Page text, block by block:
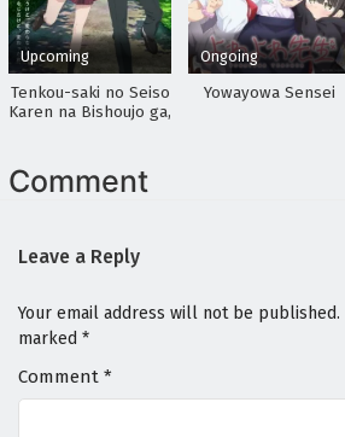
Upcoming
Tenkou-saki no Seiso
Karen na Bishoujo ga,
Asonda Osananajimi
Datta Ken
Ongoing
Yowayowa Sensei
Comment
Leave a Reply
Your email address will not be published.
marked *
Comment *